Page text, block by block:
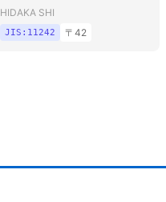
HIDAKA SHI
JIS: 11242 〒42